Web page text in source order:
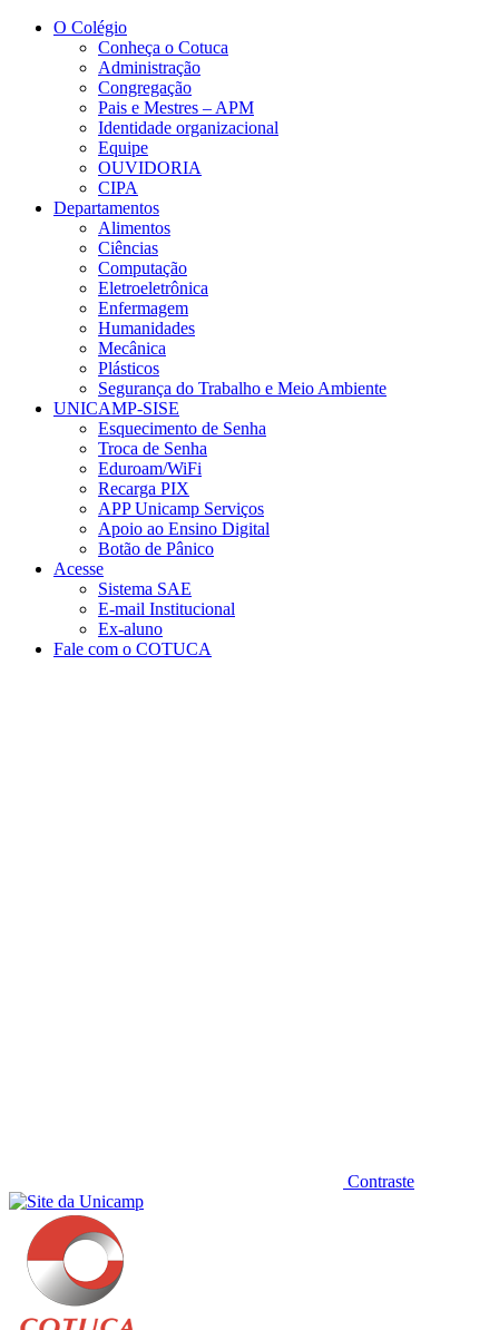
Conteúdo principal
O Colégio
Conheça o Cotuca
Administração
Congregação
Pais e Mestres – APM
Identidade organizacional
Equipe
OUVIDORIA
CIPA
Departamentos
Alimentos
Ciências
Computação
Eletroeletrônica
Enfermagem
Humanidades
Mecânica
Plásticos
Segurança do Trabalho e Meio Ambiente
UNICAMP-SISE
Esquecimento de Senha
Troca de Senha
Eduroam/WiFi
Recarga PIX
APP Unicamp Serviços
Apoio ao Ensino Digital
Botão de Pânico
Acesse
Sistema SAE
E-mail Institucional
Ex-aluno
Fale com o COTUCA
Contraste